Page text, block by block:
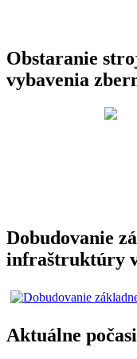
Obstaranie
vybavenia
Dobudovanie
infraštruktúry
Aktuálne